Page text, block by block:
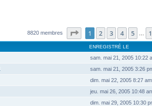
8820 membres Page sur177
1 2 3 4 5
ENREGISTRÉ LE
sam. mai 21, 2005 10:22
sam. mai 21, 2005 3:26
dim. mai 22, 2005 8:27 am
jeu. mai 26, 2005 10:48
dim. mai 29, 2005 10:30